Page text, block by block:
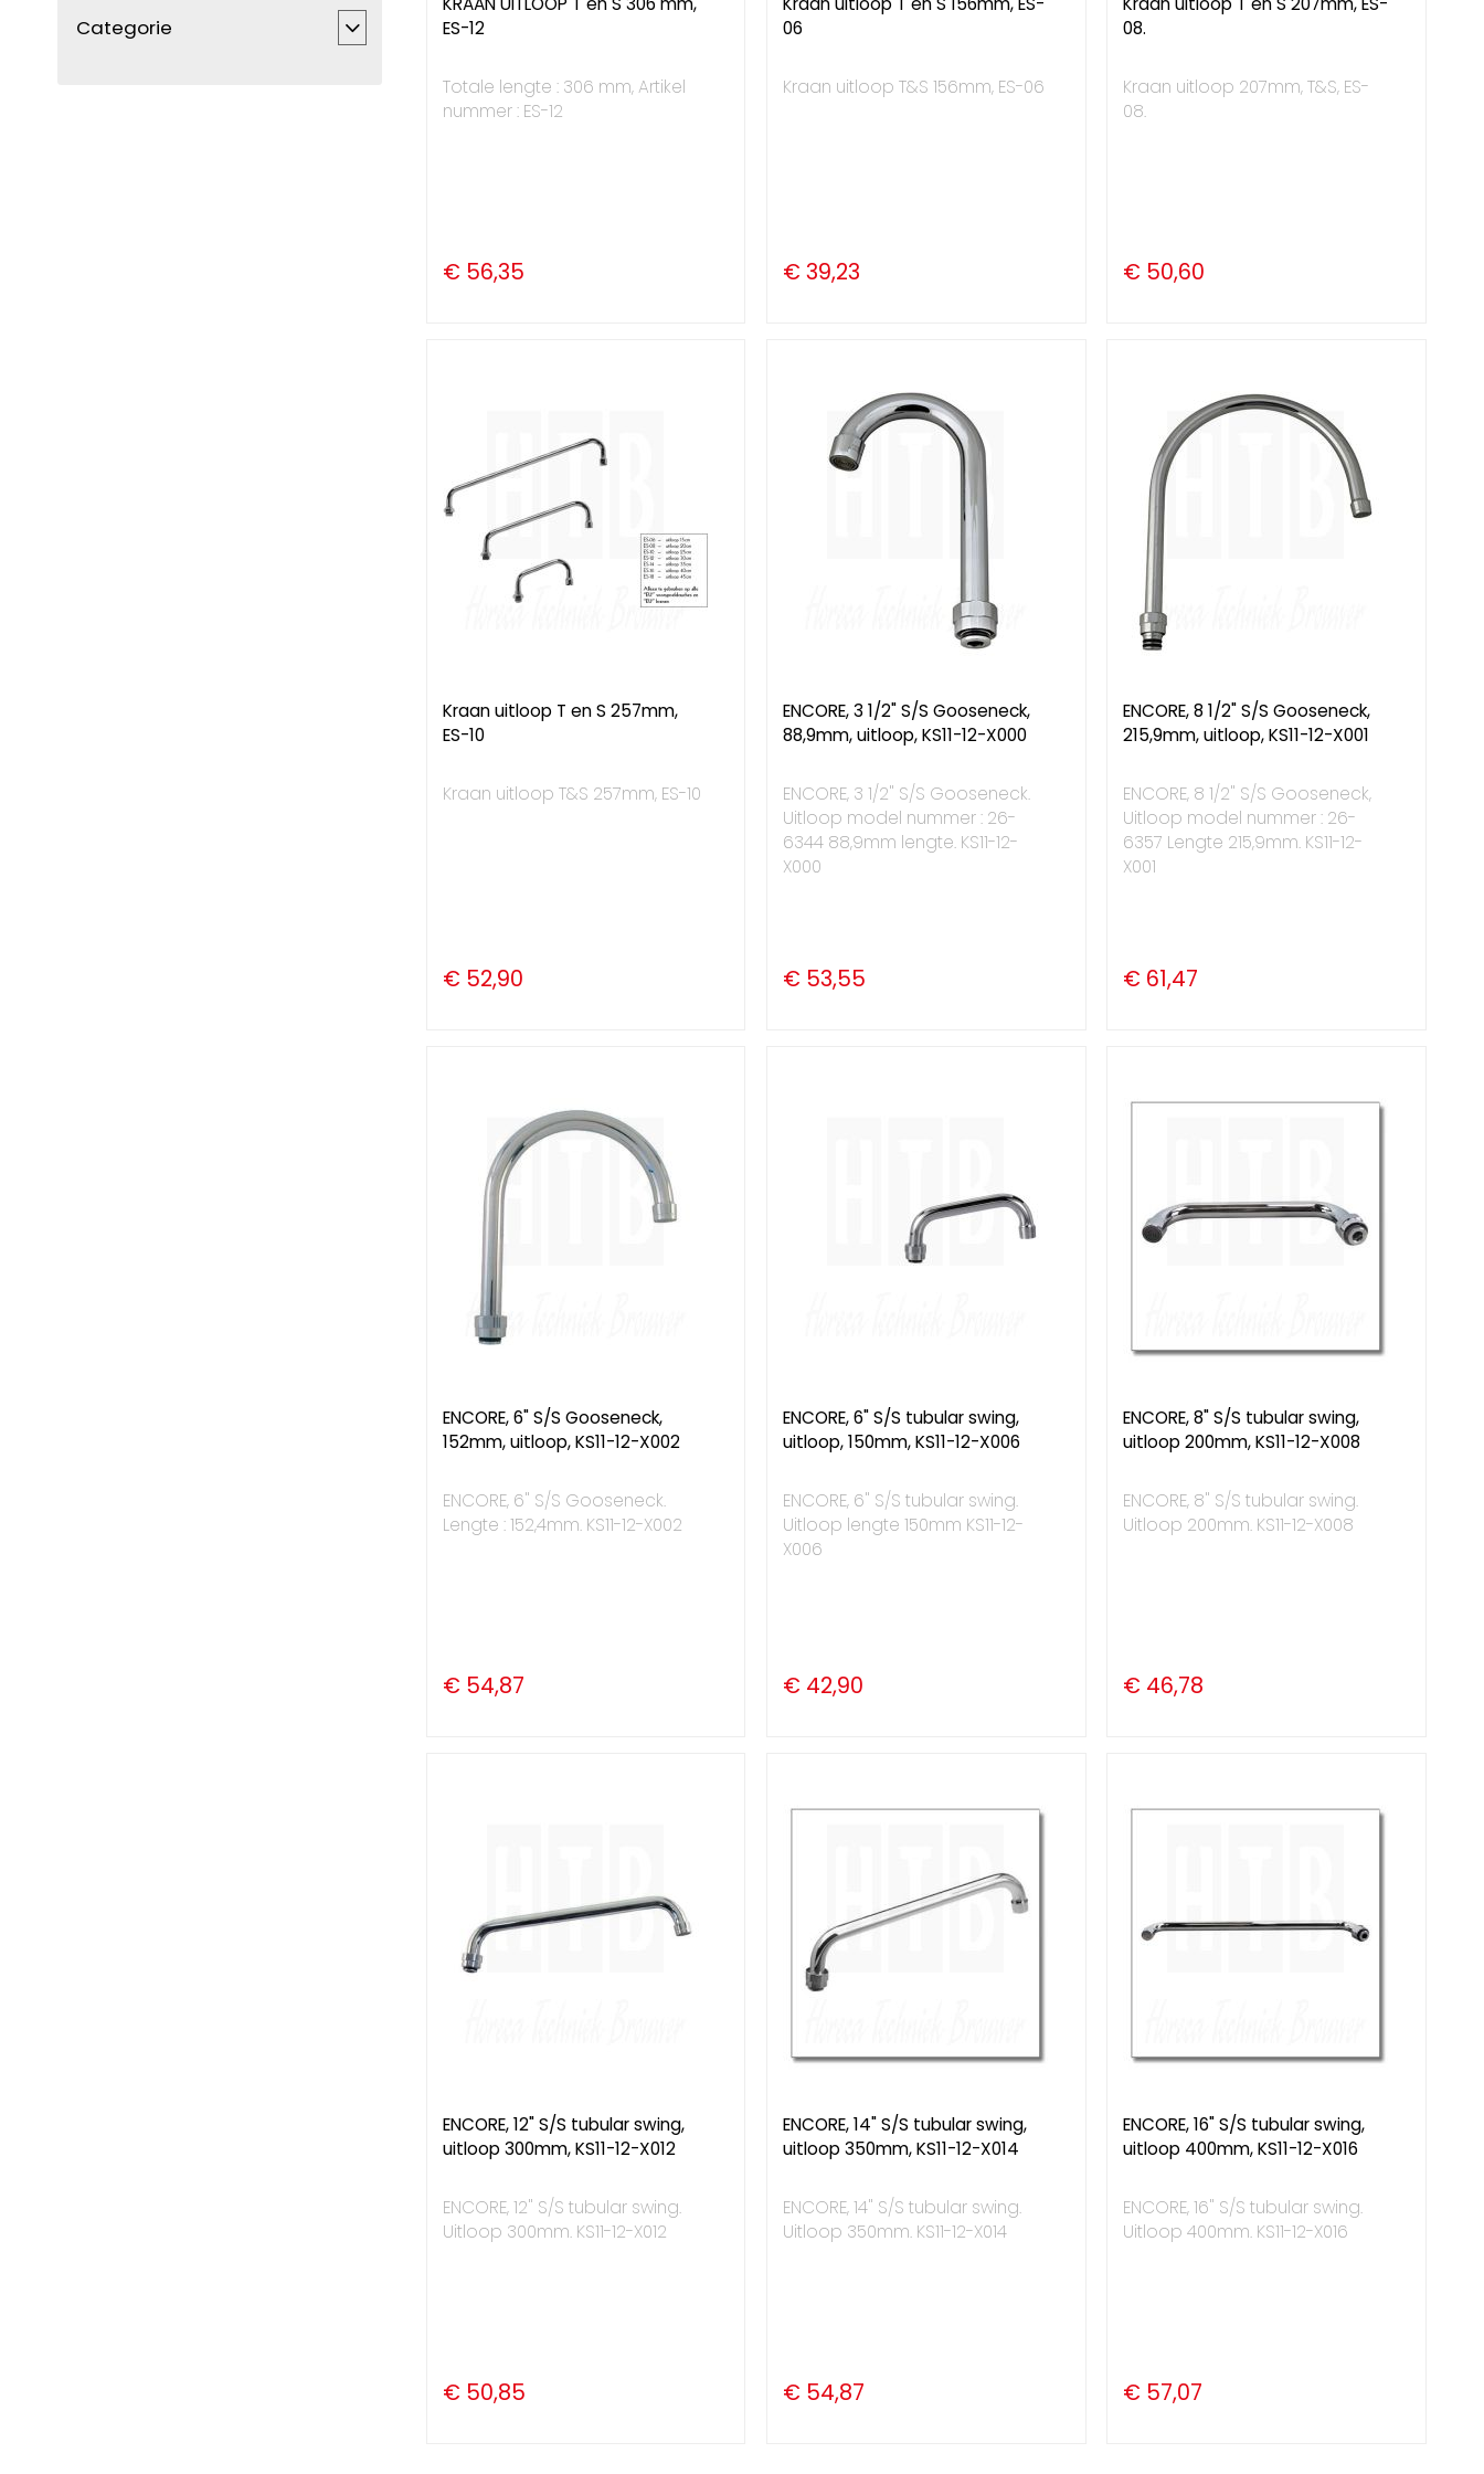
Categorie
ES-12
Totale lengte : 306 mm, Artikel
nummer : ES-12
€ 56,35
06
Kraan uitloop T&S 156mm, ES-06
€ 39,23
08.
Kraan uitloop 207mm, T&S, ES-
08.
€ 50,60
Kraan uitloop T en S 257mm,
ES-10
Kraan uitloop T&S 257mm, ES-10
€ 52,90
ENCORE, 3 1/2" S/S Gooseneck,
88,9mm, uitloop, KS11-12-X000
ENCORE, 3 1/2" S/S Gooseneck.
Uitloop model nummer : 26-
6344 88,9mm lengte. KS11-12-
X000
€ 53,55
ENCORE, 8 1/2" S/S Gooseneck,
215,9mm, uitloop, KS11-12-X001
ENCORE, 8 1/2" S/S Gooseneck,
Uitloop model nummer : 26-
6357 Lengte 215,9mm. KS11-12-
X001
€ 61,47
ENCORE, 6" S/S Gooseneck,
152mm, uitloop, KS11-12-X002
ENCORE, 6" S/S Gooseneck.
Lengte : 152,4mm. KS11-12-X002
€ 54,87
ENCORE, 6" S/S tubular swing,
uitloop, 150mm, KS11-12-X006
ENCORE, 6" S/S tubular swing.
Uitloop lengte 150mm KS11-12-
X006
€ 42,90
ENCORE, 8" S/S tubular swing,
uitloop 200mm, KS11-12-X008
ENCORE, 8" S/S tubular swing.
Uitloop 200mm. KS11-12-X008
€ 46,78
ENCORE, 12" S/S tubular swing,
uitloop 300mm, KS11-12-X012
ENCORE, 12" S/S tubular swing.
Uitloop 300mm. KS11-12-X012
€ 50,85
ENCORE, 14" S/S tubular swing,
uitloop 350mm, KS11-12-X014
ENCORE, 14" S/S tubular swing.
Uitloop 350mm. KS11-12-X014
€ 54,87
ENCORE, 16" S/S tubular swing,
uitloop 400mm, KS11-12-X016
ENCORE, 16" S/S tubular swing.
Uitloop 400mm. KS11-12-X016
€ 57,07